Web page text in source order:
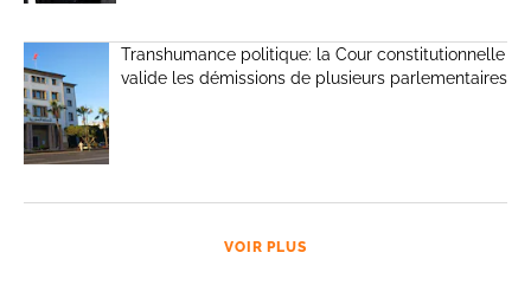
Transhumance politique: la Cour constitutionnelle
valide les démissions de plusieurs parlementaires
VOIR PLUS